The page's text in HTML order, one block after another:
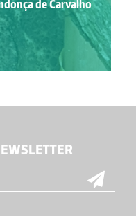
de Carvalho